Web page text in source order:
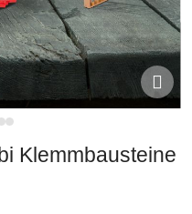
Klemmbausteine